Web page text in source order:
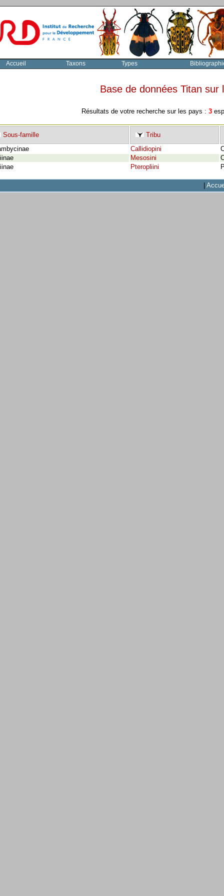
Accueil Taxons Types
Base de données Titan
Résultats de votre recherche sur les pays : 3
Sous-famille
Tribu
Callidiopini
Mesosini
Pteropliini